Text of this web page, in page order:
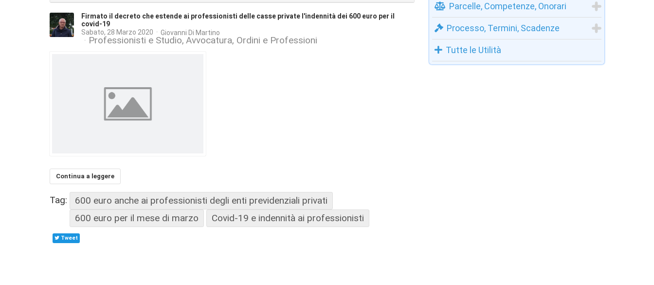
Firmato il decreto che estende ai professionisti delle casse private l'indennità dei 600 euro per il
covid-19
Sabato, 28 Marzo 2020 Giovanni Di Martino
Professionisti e Studio Avvocatura, Ordini e Professioni
Continua a leggere
Tag:
600 euro anche ai professionisti degli enti previdenziali privati
600 euro per il mese di marzo
Covid-19 e indennità ai professionisti
Tweet
Parcelle, Competenze, Onorari
Processo, Termini, Scadenze
Tutte le Utilità